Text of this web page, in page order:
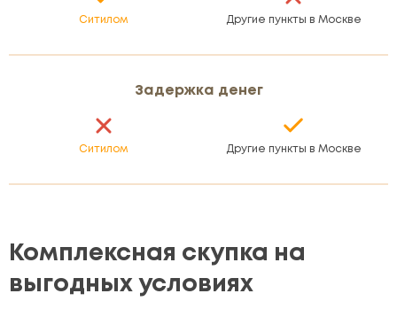
Ситилом Другие пункты в Москве
Задержка денег
Ситилом Другие пункты в Москве
Комплексная скупка на
выгодных условиях